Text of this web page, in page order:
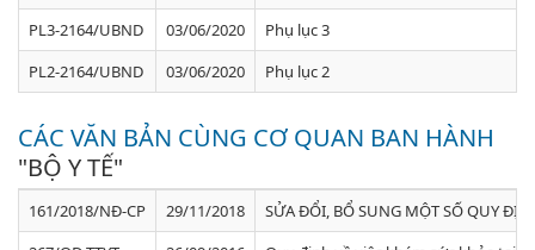
PL3-2164/UBND
03/06/2020
Phụ lục 3
PL2-2164/UBND
03/06/2020 Phụ lục 2
CÁC VĂN BẢN CÙNG CƠ QUAN BAN HÀNH
"BỘ Y TẾ"
161/2018/NĐ-CP 29/11/2018
SỬA ĐỔI, BỔ SUNG MỘT SỐ QUY